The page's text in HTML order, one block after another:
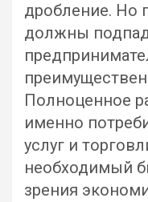
дробление. Но
должны
Полноценное
именно
услуг и
необходимый
зрения